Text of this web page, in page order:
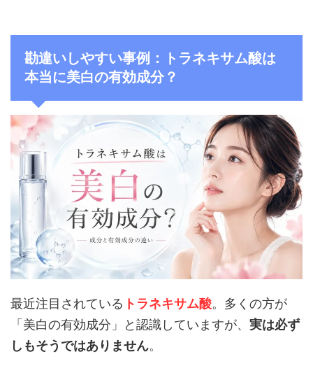
勘違いしやすい事例：トラネキサム酸は
本当に美白の有効成分？
最近注目されている トラネキサム酸。多くの方が
「美白の有効成分」と認識していますが、 実は必ず
しもそうではありません。